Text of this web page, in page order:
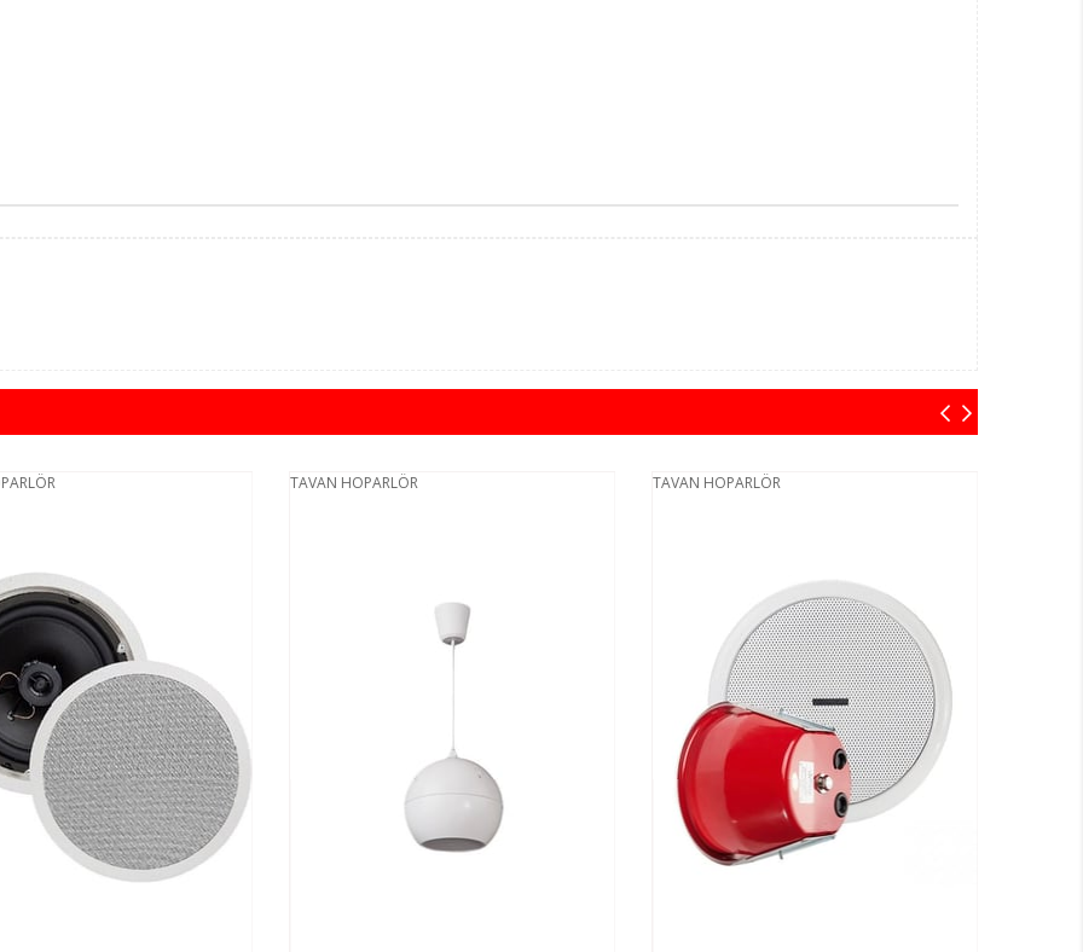
TAVAN HOPARLÖR TAVAN HOPARLÖR